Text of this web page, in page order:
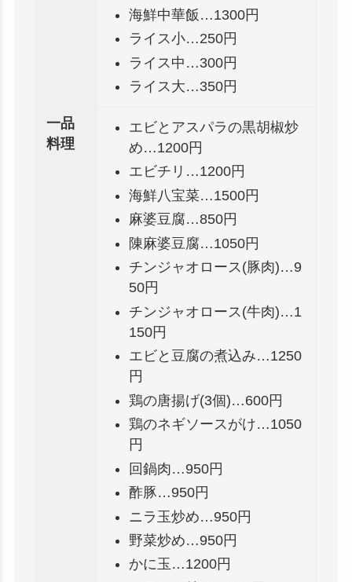
海鮮中華飯…1300円
ライス小…250円
ライス中…300円
ライス大…350円
一品
料理
エビとアスパラの黒胡椒炒
め…1200円
エビチリ…1200円
海鮮八宝菜…1500円
麻婆豆腐…850円
陳麻婆豆腐…1050円
チンジャオロース(豚肉)…9
50円
チンジャオロース(牛肉)…1
150円
エビと豆腐の煮込み…1250
円
鶏の唐揚げ(3個)…600円
鶏のネギソースがけ…1050
円
回鍋肉…950円
酢豚…950円
ニラ玉炒め…950円
野菜炒め…950円
かに玉…1200円